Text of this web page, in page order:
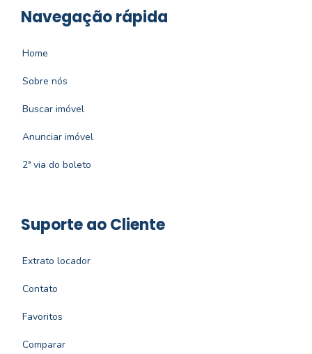
Navegação rápida
Home
Sobre nós
Buscar imóvel
Anunciar imóvel
2ª via do boleto
Suporte ao Cliente
Extrato locador
Contato
Favoritos
Comparar